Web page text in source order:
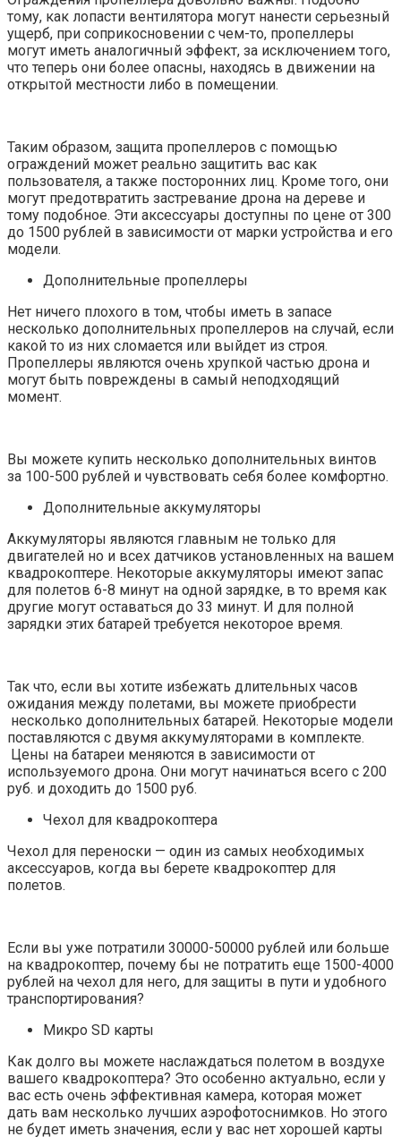
тому, как лопасти вентилятора могут нанести серьезный
ущерб, при соприкосновении с чем-то, пропеллеры
могут иметь аналогичный эффект, за исключением того,
что теперь они более опасны, находясь в движении на
открытой местности либо в помещении.
Таким образом, защита пропеллеров с помощью
ограждений может реально защитить вас как
пользователя, а также посторонних лиц. Кроме того, они
могут предотвратить застревание дрона на дереве и
тому подобное. Эти аксессуары доступны по цене от 300
до 1500 рублей в зависимости от марки устройства и его
модели.
Дополнительные пропеллеры
Нет ничего плохого в том, чтобы иметь в запасе
несколько дополнительных пропеллеров на случай, если
какой то из них сломается или выйдет из строя.
Пропеллеры являются очень хрупкой частью дрона и
могут быть повреждены в самый неподходящий
момент.
Вы можете купить несколько дополнительных винтов
за 100-500 рублей и чувствовать себя более комфортно.
Дополнительные аккумуляторы
Аккумуляторы являются главным не только для
двигателей но и всех датчиков установленных на вашем
квадрокоптере. Некоторые аккумуляторы имеют запас
для полетов 6-8 минут на одной зарядке, в то время как
другие могут оставаться до 33 минут. И для полной
зарядки этих батарей требуется некоторое время.
Так что, если вы хотите избежать длительных часов
ожидания между полетами, вы можете приобрести
несколько дополнительных батарей. Некоторые модели
поставляются с двумя аккумуляторами в комплекте.
Цены на батареи меняются в зависимости от
используемого дрона. Они могут начинаться всего с 200
руб. и доходить до 1500 руб.
Чехол для квадрокоптера
Чехол для переноски — один из самых необходимых
аксессуаров, когда вы берете квадрокоптер для
полетов.
Если вы уже потратили 30000-50000 рублей или больше
на квадрокоптер, почему бы не потратить еще 1500-4000
рублей на чехол для него, для защиты в пути и удобного
транспортирования?
Микро SD карты
Как долго вы можете наслаждаться полетом в воздухе
вашего квадрокоптера? Это особенно актуально, если у
вас есть очень эффективная камера, которая может
дать вам несколько лучших аэрофотоснимков. Но этого
не будет иметь значения, если у вас нет хорошей карты